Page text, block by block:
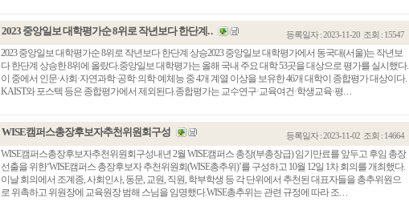
2023 중앙일보 대학평가순 8위로 작년보다 한단계. . 등록일자 : 2023-11-20 조회 : 15547
2023 중앙일보 대학평가순 8위로 작년보다 한단계 상승2023 중앙일보 대학평가에서 동국대(서울)는 작년보
다 한단계 상승한 8위에 올랐다.중앙일보 대학평가는 올해 국내 주요 대학 53곳을 대상으로 평가를 실시했다.
이 중에서 인문·사회·자연과학·공학·의학·예체능 중 4개 계열 이상을 보유한 46개 대학이 종합평가 대상이다.
KAIST와 포스텍 등은 종합평가에서 제외된다.종합평가는 교수연구·교육여건·학생교육·평. . .
WISE캠퍼스총장후보자추천위원회구성 등록일자 : 2023-11-02 조회 : 14664
WISE캠퍼스총장후보자추천위원회구성내년 2월 WISE캠퍼스 총장(부총장급) 임기만료를 앞두고 후임 총장
선출을 위한‘WISE캠퍼스 총장후보자 추천위원회(WISE총추위)’를 구성하고 10월 12일 1차 회의를 개최했다.
이날 회의에서 조계종, 사회인사, 동문, 교원, 직원, 학부학생 등 각 단위에서 추천된 대표자들을 총추위원으
로 위촉하고 위원장에 교육원장 범해 스님을 임명했다.WISE총추위는 관련 규정에 따라 조. . .